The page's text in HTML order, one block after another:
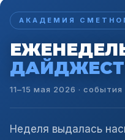
АКАДЕМИЯ
11–15 мая 2026 ·
Неделя выдалась